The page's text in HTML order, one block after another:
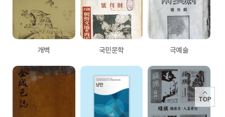
개벽 국민문학 극예술
TOP